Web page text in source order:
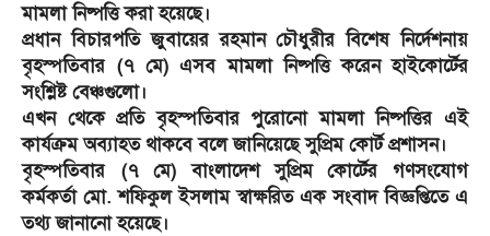
মামলা নিষ্পত্তি করা হয়েছে।
প্রধান বিচারপতি জুবায়ের রহমান চৌধুরীর বিশেষ নির্দেশনায়
বৃহস্পতিবার (৭ মে) এসব মামলা নিষ্পত্তি করেন হাইকোর্টের
সংশ্লিষ্ট বেঞ্চগুলো।
এখন থেকে প্রতি বৃহস্পতিবার পুরোনো মামলা নিষ্পত্তির এই
কার্যক্রম অব্যাহত থাকবে বলে জানিয়েছে সুপ্রিম কোর্ট প্রশাসন।
বৃহস্পতিবার (৭ মে) বাংলাদেশ সুপ্রিম কোর্টের গণসংযোগ
কর্মকর্তা মো. শফিকুল ইসলাম স্বাক্ষরিত এক সংবাদ বিজ্ঞপ্তিতে এ
তথ্য জানানো হয়েছে।